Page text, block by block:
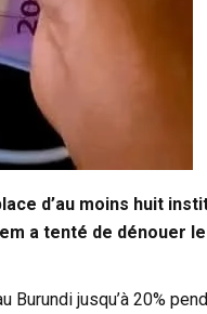
d’au moins huit
a tenté de dénouer
jusqu’à 20%